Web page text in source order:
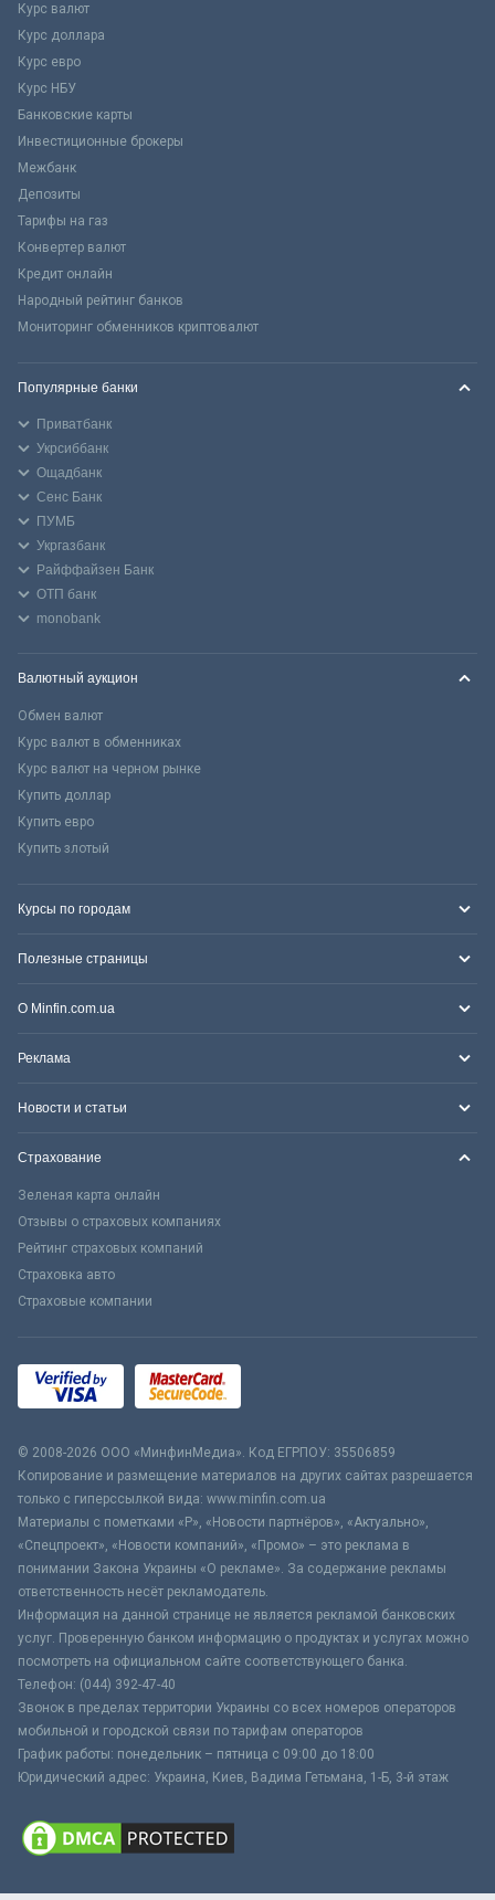
Курс валют
Курс доллара
Курс евро
Курс НБУ
Банковские карты
Инвестиционные брокеры
Межбанк
Депозиты
Тарифы на газ
Конвертер валют
Кредит онлайн
Народный рейтинг банков
Мониторинг обменников криптовалют
Популярные банки
Приватбанк
Укрсиббанк
Ощадбанк
Сенс Банк
ПУМБ
Укргазбанк
Райффайзен Банк
ОТП банк
monobank
Валютный аукцион
Обмен валют
Курс валют в обменниках
Курс валют на черном рынке
Купить доллар
Купить евро
Купить злотый
Курсы по городам
Полезные страницы
О Minfin.com.ua
Реклама
Новости и статьи
Страхование
Зеленая карта онлайн
Отзывы о страховых компаниях
Рейтинг страховых компаний
Страховка авто
Страховые компании
© 2008-2026 ООО «МинфинМедиа». Код ЕГРПОУ: 35506859
Копирование и размещение материалов на других сайтах разрешается
только с гиперссылкой вида: www.minfin.com.ua
Материалы с пометками «Р», «Новости партнёров», «Актуально»,
«Спецпроект», «Новости компаний», «Промо» – это реклама в
понимании Закона Украины «О рекламе». За содержание рекламы
ответственность несёт рекламодатель.
Информация на данной странице не является рекламой банковских
услуг. Проверенную банком информацию о продуктах и услугах можно
посмотреть на официальном сайте соответствующего банка.
Телефон: (044) 392-47-40
Звонок в пределах территории Украины со всех номеров операторов
мобильной и городской связи по тарифам операторов
График работы: понедельник – пятница с 09:00 до 18:00
Юридический адрес: Украина, Киев, Вадима Гетьмана, 1-Б, 3-й этаж